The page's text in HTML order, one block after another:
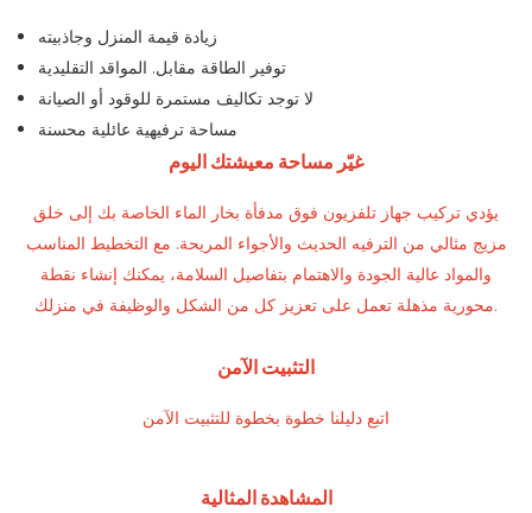
زيادة قيمة المنزل وجاذبيته
توفير الطاقة مقابل. المواقد التقليدية
لا توجد تكاليف مستمرة للوقود أو الصيانة
مساحة ترفيهية عائلية محسنة
غيّر مساحة معيشتك اليوم
يؤدي تركيب جهاز تلفزيون فوق مدفأة بخار الماء الخاصة بك إلى خلق
مزيج مثالي من الترفيه الحديث والأجواء المريحة. مع التخطيط المناسب
والمواد عالية الجودة والاهتمام بتفاصيل السلامة، يمكنك إنشاء نقطة
محورية مذهلة تعمل على تعزيز كل من الشكل والوظيفة في منزلك.
التثبيت الآمن
اتبع دليلنا خطوة بخطوة للتثبيت الآمن
المشاهدة المثالية